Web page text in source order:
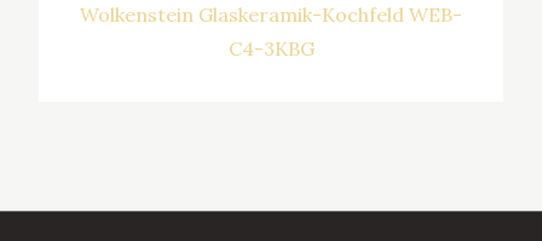
Wolkenstein Glaskeramik-Kochfeld WEB-
C4-3KBG